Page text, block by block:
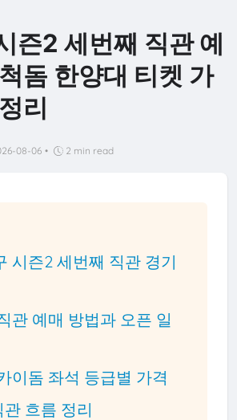
즌2 세번째 직관 예
돔 한양대 티켓 가
리
08-06 • 2 min read
시즌2 세번째 직관 경기
관 예매 방법과 오픈 일
이돔 좌석 등급별 가격
흐름 정리